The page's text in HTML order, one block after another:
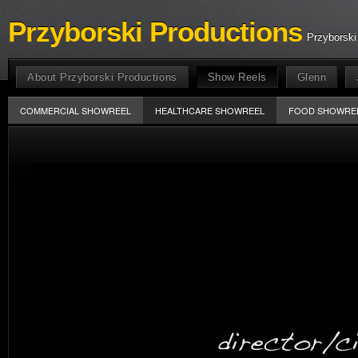
Przyborski Productions
About Przyborski Productions Show Reels Glenn
COMMERCIAL SHOWREEL HEALTHCARE SHOWREEL FOOD